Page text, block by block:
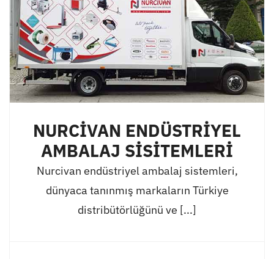
NURCİVAN ENDÜSTRİYEL
AMBALAJ SİSİTEMLERİ
Nurcivan endüstriyel ambalaj sistemleri,
dünyaca tanınmış markaların Türkiye
distribütörlüğünü ve [...]